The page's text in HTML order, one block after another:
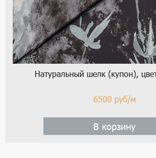
Натуральный шелк (купон),
6500 руб/м
В корзину